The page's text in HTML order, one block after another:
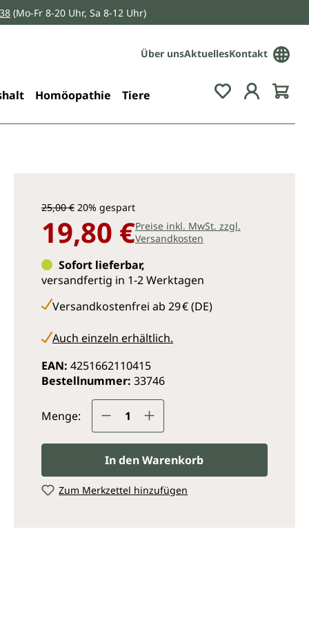
(Mo-Fr 8-20 Uhr, Sa 8-12 Uhr)
Über unsAktuellesKontakt
Homöopathie Tiere Du hast 0
25,00 € 20% gespart
19,80 €Preise inkl. MwSt. zzgl.
Versandkosten
Sofort lieferbar,
versandfertig in 1-2 Werktagen
Versandkostenfrei ab 29 € (DE)
Auch einzeln erhältlich.
EAN: 4251662110415
Bestellnummer: 33746
Menge: Produkt Anzahl: Gib den
In den Warenkorb
Zum Merkzettel hinzufügen